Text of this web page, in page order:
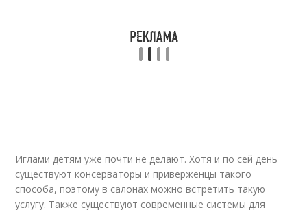
Иглами детям уже почти не делают. Хотя и по сей день
существуют консерваторы и приверженцы такого
способа, поэтому в салонах можно встретить такую
услугу. Также существуют современные системы для